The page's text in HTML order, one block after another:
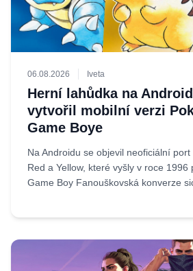
06.08.2026 Iveta
Herní lahůdka na
vytvořil mobilní verzi
Game Boye
Na Androidu se objevil neoficiální port
Red a Yellow, které vyšly v roce
Game Boy Fanouškovská konverze